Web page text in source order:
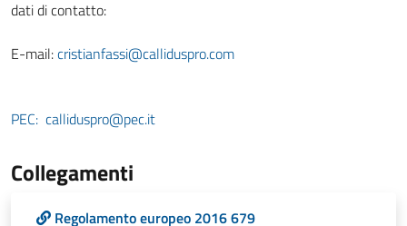
dati di contatto:
E-mail:cristianfassi@calliduspro.com
PEC: calliduspro@pec.it
Collegamenti
Regolamento europeo 2016 679